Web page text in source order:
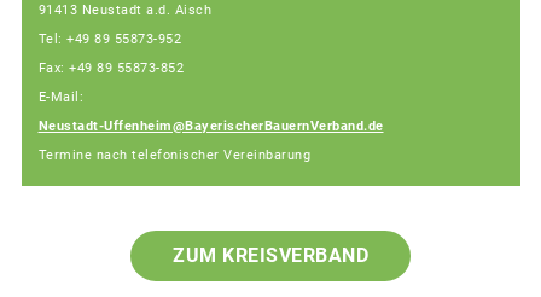
91413 Neustadt a.d. Aisch
Tel: +49 89 55873-952
Fax: +49 89 55873-852
E-Mail:
Neustadt-Uffenheim@BayerischerBauernVerband.de
Termine nach telefonischer Vereinbarung
ZUM KREISVERBAND